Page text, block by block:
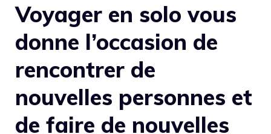
Voyager en solo vous
donne l’occasion de
rencontrer de
nouvelles personnes et
de faire de nouvelles